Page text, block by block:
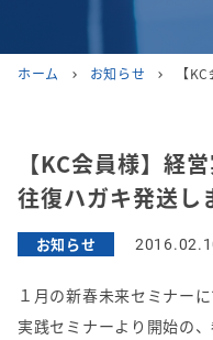
ホーム chevron_right お知らせ chevron_right 【
【KC会員様】経
往復ハガキ発送し
お知らせ
１月の新春未来セミナー
実践セミナーより開始の